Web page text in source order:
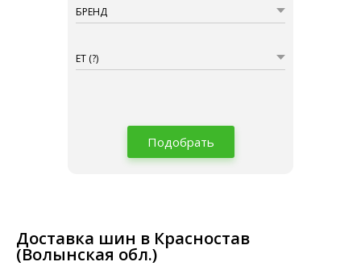
БРЕНД
ET (?)
Подобрать
Доставка шин в Красностав
(Волынская обл.)